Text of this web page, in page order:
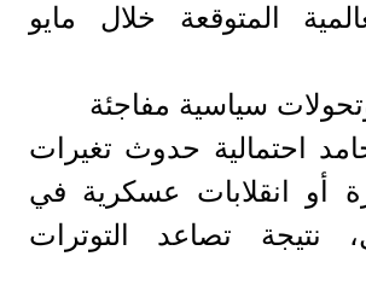
المتوقعة خلال مايو
احتمالية حدوث تغيرات
أو انقلابات عسكرية في
نتيجة تصاعد التوترات